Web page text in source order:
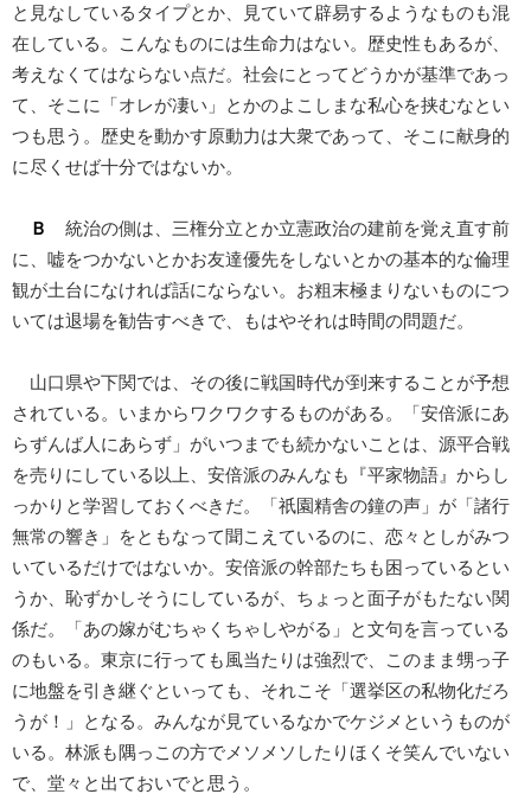
と見なしているタイプとか、見ていて辟易するようなものも混
在している。こんなものには生命力はない。歴史性もあるが、
考えなくてはならない点だ。社会にとってどうかが基準であっ
て、そこに「オレが凄い」とかのよこしまな私心を挟むなとい
つも思う。歴史を動かす原動力は大衆であって、そこに献身的
に尽くせば十分ではないか。
Ｂ
統治の側は、三権分立とか立憲政治の建前を覚え直す前
に、嘘をつかないとかお友達優先をしないとかの基本的な倫理
観が土台になければ話にならない。お粗末極まりないものにつ
いては退場を勧告すべきで、もはやそれは時間の問題だ。
山口県や下関では、その後に戦国時代が到来することが予想
されている。いまからワクワクするものがある。「安倍派にあ
らずんば人にあらず」がいつまでも続かないことは、源平合戦
を売りにしている以上、安倍派のみんなも『平家物語』からし
っかりと学習しておくべきだ。「祇園精舎の鐘の声」が「諸行
無常の響き」をともなって聞こえているのに、恋々としがみつ
いているだけではないか。安倍派の幹部たちも困っているとい
うか、恥ずかしそうにしているが、ちょっと面子がもたない関
係だ。「あの嫁がむちゃくちゃしやがる」と文句を言っている
のもいる。東京に行っても風当たりは強烈で、このまま甥っ子
に地盤を引き継ぐといっても、それこそ「選挙区の私物化だろ
うが！」となる。みんなが見ているなかでケジメというものが
いる。林派も隅っこの方でメソメソしたりほくそ笑んでいない
で、堂々と出ておいでと思う。